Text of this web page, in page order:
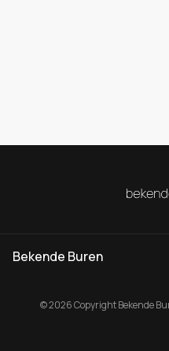
Bekende Buren
© 2026 Copyright Bekende